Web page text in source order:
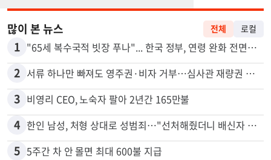
많이 본 뉴스 전체 로컬
1 "65세 복수국적 빗장 푸나"... 한국 정부, 연령 완화 전면 추진
2 서류 하나만 빠져도 영주권·비자 거부…심사관 재량권 대폭 확대
3 비영리 CEO, 노숙자 팔아 2년간 165만불
4 한인 남성, 처형 상대로 성범죄…"선처해줬더니 배신자 취급"
5 5주간 차 안 몰면 최대 600불 지급